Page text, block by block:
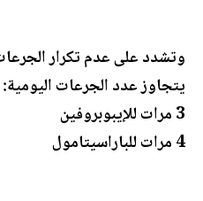
يتجاوز عدد الجرعات اليومية:
3 مرات للإيبوبروفين
4 مرات للباراسيتامول